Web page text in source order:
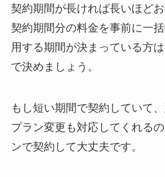
契約期間が長ければ長いほどお
契約期間分の料金を事前に一
用する期間が決まっている方
で決めましょう。
もし短い期間で契約していて
プラン変更も対応してくれる
ンで契約して大丈夫です。